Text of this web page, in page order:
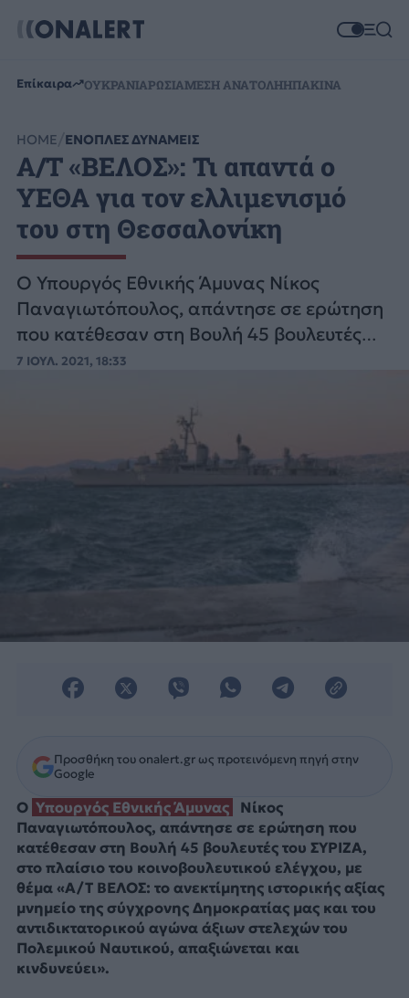
Επίκαιρα ΟΥΚΡΑΝΙΑΡΩΣΙΑΜΕΣΗ ΑΝΑΤΟΛΗΗΠΑΚΙΝΑ
HOME ΕΝΟΠΛΕΣ ΔΥΝΑΜΕΙΣ
Α/Τ «ΒΕΛΟΣ»: Τι απαντά ο
ΥΕΘΑ για τον ελλιμενισμό
του στη Θεσσαλονίκη
Ο Υπουργός Εθνικής Άμυνας Νίκος
Παναγιωτόπουλος, απάντησε σε ερώτηση
που κατέθεσαν στη Βουλή 45 βουλευτές
του ΣΥΡΙΖΑ για το «Α/Τ ΒΕΛΟΣ».
7 ΙΟΥΛ. 2021, 18:33
Προσθήκη του onalert.gr ως προτεινόμενη πηγή στην
Google
Ο Υπουργός Εθνικής Άμυνας
Νίκος
Παναγιωτόπουλος, απάντησε σε ερώτηση που
κατέθεσαν στη Βουλή 45 βουλευτές του ΣΥΡΙΖΑ,
στο πλαίσιο του κοινοβουλευτικού ελέγχου, με
θέμα «Α/Τ ΒΕΛΟΣ: το ανεκτίμητης ιστορικής αξίας
μνημείο της σύγχρονης Δημοκρατίας μας και του
αντιδικτατορικού αγώνα άξιων στελεχών του
Πολεμικού Ναυτικού, απαξιώνεται και
κινδυνεύει».